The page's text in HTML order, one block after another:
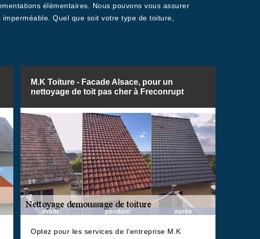
élémentaires. Nous pouvons vous assurer
Quel que soit votre type de toiture,
M.K Toiture - Facade Alsace, pour un
nettoyage de toit pas cher à Freconrupt
Optez pour les services de l’entreprise M.K